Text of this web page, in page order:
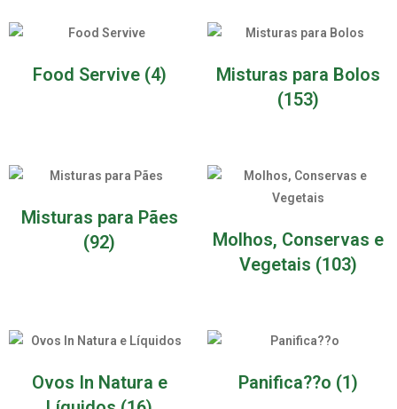
Food Servive (4)
Misturas para Bolos
(153)
Misturas para Pães
(92)
Molhos, Conservas e
Vegetais (103)
Ovos In Natura e
Panifica??o (1)